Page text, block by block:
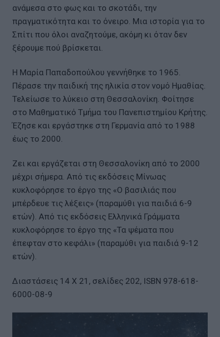
ανάμεσα στο φως και το σκοτάδι, την
πραγματικότητα και το όνειρο. Μια ιστορία για το
Σπίτι που όλοι αναζητούμε, ακόμη κι όταν δεν
ξέρουμε πού βρίσκεται.
Η Μαρία Παπαδοπούλου γεννήθηκε το 1965.
Πέρασε την παιδική της ηλικία στον νομό Ημαθίας.
Τελείωσε το λύκειο στη Θεσσαλονίκη. Φοίτησε
στο Μαθηματικό Τμήμα του Πανεπιστημίου Κρήτης.
Έζησε και εργάστηκε στη Γερμανία από το 1988
έως το 2000.
Ζει και εργάζεται στη Θεσσαλονίκη από το 2000
μέχρι σήμερα. Από τις εκδόσεις Μίνωας
κυκλοφόρησε το έργο της «Ο βασιλιάς που
μπέρδευε τις λέξεις» (παραμύθι για παιδιά 6-9
ετών). Από τις εκδόσεις Ελληνικά Γράμματα
κυκλοφόρησε το έργο της «Τα ψέματα που
έπεφταν στο κεφάλι» (παραμύθι για παιδιά 9-12
ετών).
Διαστάσεις 14 Χ 21, σελίδες 202, ISBN 978-618-
6000-08-9